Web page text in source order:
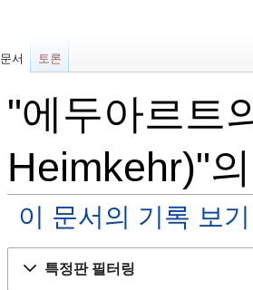
"에두아르트
Heimkehr)"
이 문서의 기록 보기
특정판 필터링
문서 토론